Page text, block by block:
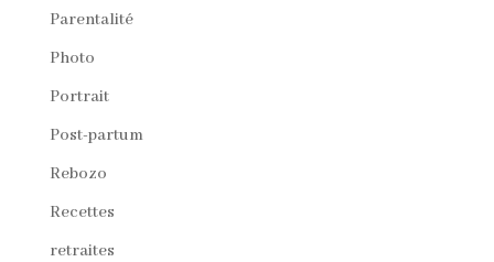
Parentalité
Photo
Portrait
Post-partum
Rebozo
Recettes
retraites